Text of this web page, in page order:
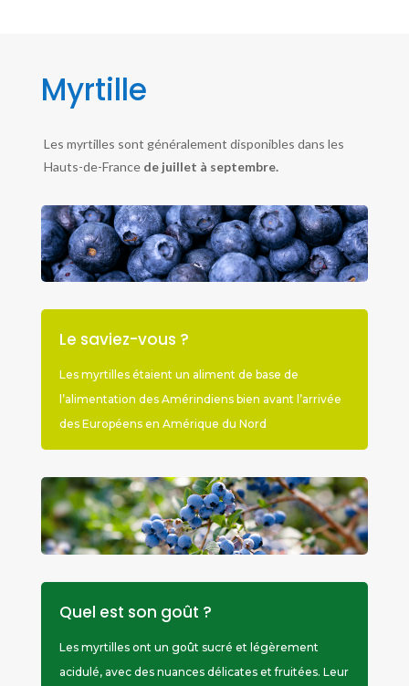
Myrtille
Les myrtilles sont généralement disponibles dans les
Hauts-de-France de juillet à septembre.
Le saviez-vous ?
Les myrtilles étaient un aliment de base de
l’alimentation des Amérindiens bien avant l’arrivée
des Européens en Amérique du Nord
Quel est son goût ?
Les myrtilles ont un goût sucré et légèrement
acidulé, avec des nuances délicates et fruitées. Leur